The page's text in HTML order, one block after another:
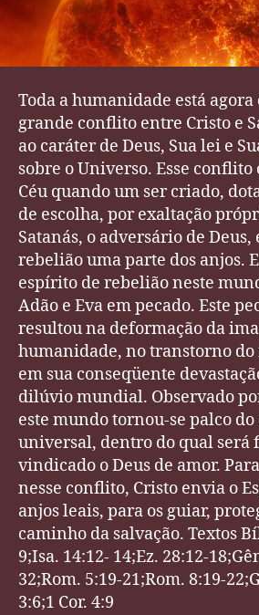
Toda a humanidade está
grande conflito entre Cristo e
ao caráter de Deus, Sua lei e
sobre o Universo. Esse
Céu quando um ser criado,
de escolha, por exaltação
Satanás, o adversário de
rebelião uma parte dos anjos.
espírito de rebelião neste
Adão e Eva em pecado. Este
resultou na deformação da
humanidade, no transtorno do
em sua conseqüente
dilúvio mundial. Observado
este mundo tornou-se palco
universal, dentro do qual será
vindicado o Deus de amor.
nesse conflito, Cristo envia o
anjos leais, para os guiar,
caminho da salvação. Textos
9;Isa. 14:12- 14;Ez. 28:12-
32;Rom. 5:19-21;Rom. 8:19-
3:6;1 Cor. 4:9